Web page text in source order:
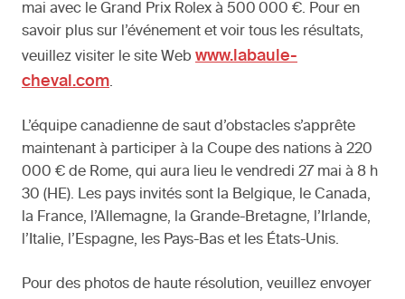
mai avec le Grand Prix Rolex à 500 000 €. Pour en
savoir plus sur l’événement et voir tous les résultats,
veuillez visiter le site Web www.labaule-
cheval.com.
L’équipe canadienne de saut d’obstacles s’apprête
maintenant à participer à la Coupe des nations à 220
000 € de Rome, qui aura lieu le vendredi 27 mai à 8 h
30 (HE). Les pays invités sont la Belgique, le Canada,
la France, l’Allemagne, la Grande-Bretagne, l’Irlande,
l’Italie, l’Espagne, les Pays-Bas et les États-Unis.
Pour des photos de haute résolution, veuillez envoyer